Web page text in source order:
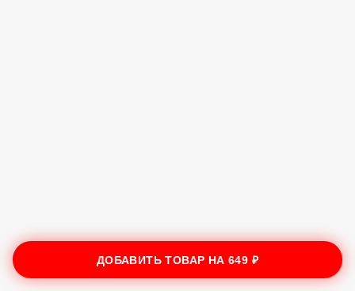
ДОБАВИТЬ ТОВАР НА649 ₽